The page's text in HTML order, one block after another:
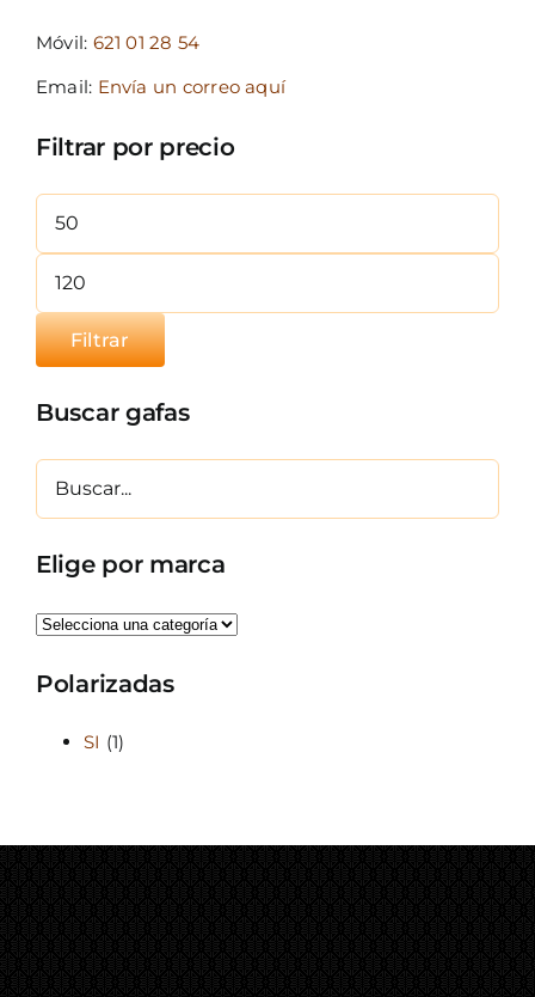
Móvil: 621 01 28 54
Email: Envía un correo aquí
Filtrar por precio
Precio
mínimo
Precio
máximo
Filtrar
Buscar gafas
Elige por marca
Polarizadas
SI (1)